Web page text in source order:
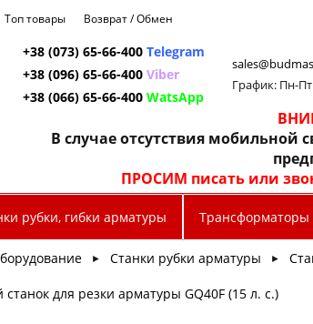
Топ товары Возврат / Обмен
+38 (073) 65-66-400 Telegram
+38 (096) 65-66-400 Viber
+38 (066) 65-66-400 WatsApp
График: Пн-Пт
В случае отсутствия
ПРОСИМ писать или
рубки, гибки арматуры Трансформаторы
► Станки рубки арматуры ►
для резки арматуры GQ40F (15 л. с.)